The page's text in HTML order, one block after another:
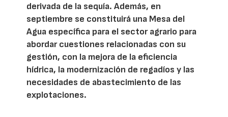
derivada de la sequía. Además, en
septiembre se constituirá una Mesa del
Agua específica para el sector agrario para
abordar cuestiones relacionadas con su
gestión, con la mejora de la eficiencia
hídrica, la modernización de regadíos y las
necesidades de abastecimiento de las
explotaciones.